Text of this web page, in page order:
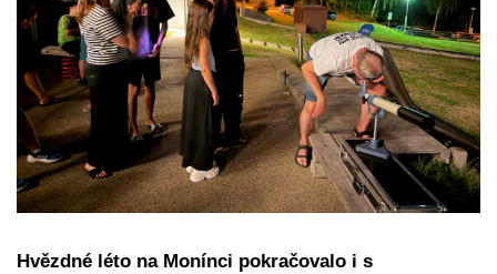
Hvězdné léto na Monínci pokračovalo i s